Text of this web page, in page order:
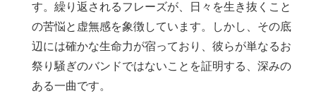
す。繰り返されるフレーズが、日々を生き抜くこと
の苦悩と虚無感を象徴しています。しかし、その底
辺には確かな生命力が宿っており、彼らが単なるお
祭り騒ぎのバンドではないことを証明する、深みの
ある一曲です。